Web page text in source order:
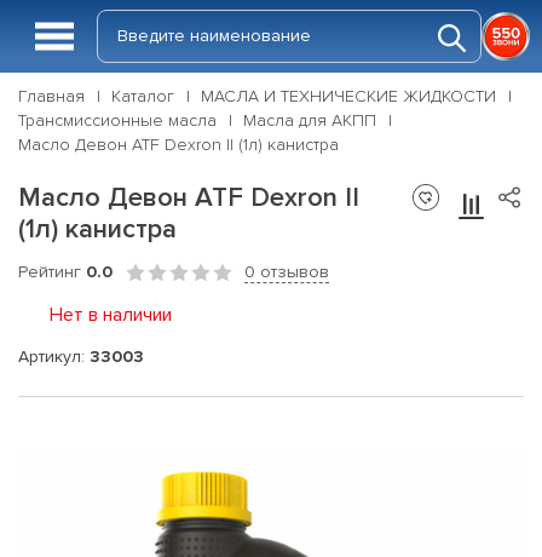
Главная Каталог
МАСЛА И ТЕХНИЧЕСКИЕ ЖИДКОСТИ
Трансмиссионные масла
Масла для АКПП
Масло Девон ATF Dexron II (1л) канистра
Масло Девон ATF Dexron II
(1л) канистра
Рейтинг 0.0 0 отзывов
Нет в наличии
Артикул: 33003